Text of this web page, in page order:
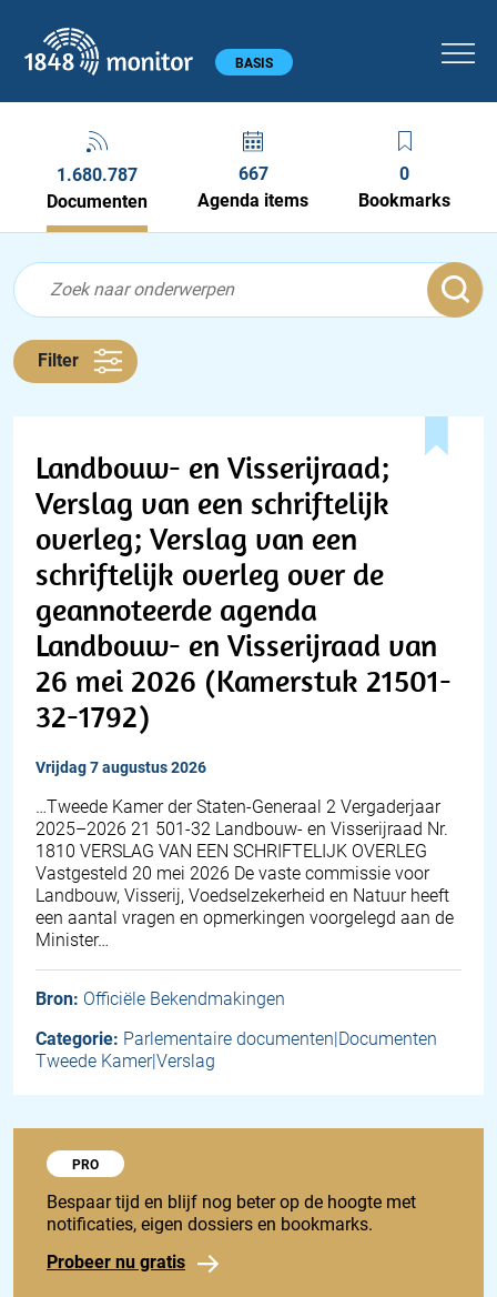
Hoofdmenu BASIS
1.680.787
Documenten
667
Agenda items
0
Bookmarks
Documenten feed
Feed
Filter
Landbouw- en Visserijraad;
Verslag van een schriftelijk
overleg; Verslag van een
schriftelijk overleg over de
geannoteerde agenda
Landbouw- en Visserijraad van
26 mei 2026 (Kamerstuk 21501-
32-1792)
vrijdag 7 augustus 2026
…Tweede Kamer der Staten-Generaal 2 Vergaderjaar
2025–2026 21 501-32 Landbouw- en Visserijraad Nr.
1810 VERSLAG VAN EEN SCHRIFTELIJK OVERLEG
Vastgesteld 20 mei 2026 De vaste commissie voor
Landbouw, Visserij, Voedselzekerheid en Natuur heeft
een aantal vragen en opmerkingen voorgelegd aan de
Minister…
Bron: Officiële Bekendmakingen
Categorie: Parlementaire documenten|Documenten
Tweede Kamer|Verslag
Probeer 1848 Pro
PRO
Bespaar tijd en blijf nog beter op de hoogte met
notificaties, eigen dossiers en bookmarks.
Probeer nu gratis